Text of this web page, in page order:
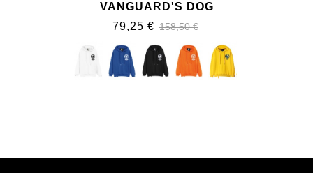
VANGUARD'S DOG
79,25 € 158,50 €